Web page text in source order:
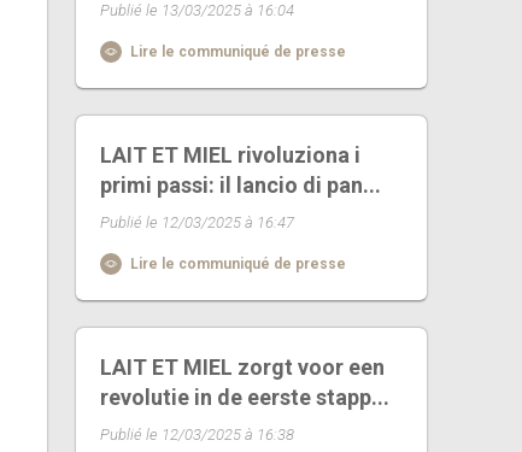
Publié le 13/03/2025 à 16:04
Lire le communiqué de presse
LAIT ET MIEL rivoluziona i
primi passi: il lancio di pan...
Publié le 12/03/2025 à 16:47
Lire le communiqué de presse
LAIT ET MIEL zorgt voor een
revolutie in de eerste stapp...
Publié le 12/03/2025 à 16:38